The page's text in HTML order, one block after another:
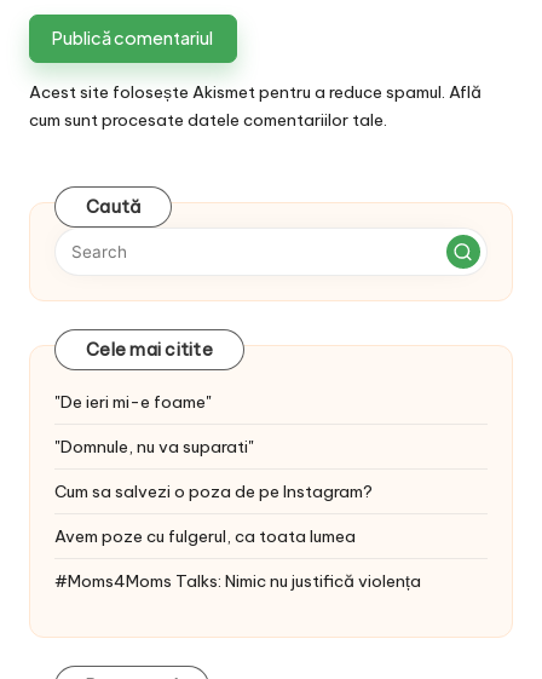
Acest site folosește Akismet pentru a reduce spamul. Află
cum sunt procesate datele comentariilor tale.
Caută
Cele mai citite
"De ieri mi-e foame"
"Domnule, nu va suparati"
Cum sa salvezi o poza de pe Instagram?
Avem poze cu fulgerul, ca toata lumea
#Moms4Moms Talks: Nimic nu justifică violența